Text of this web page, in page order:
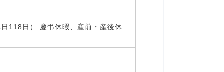
118日） 慶弔休暇、産前・産後休